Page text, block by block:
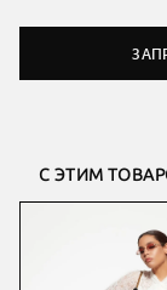
С ЭТИМ